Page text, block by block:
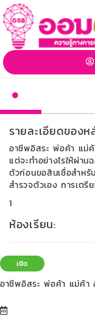
การบริหารหนี้
F63010: อาชีพอิ
ตัวยังไงให้ผ่านฉลุย
รายละเอียดของ
อาชีพอิสระ พ่อค้า แม่
แต่จะทำอย่างไรให้ผ่า
ตัวก่อนขอสินเชื่อสำหรั
สำรวจตัวเอง การเตรี
1
ห้องเรียน:
เปิด
อาชีพอิสระ พ่อค้า แม่ค้า